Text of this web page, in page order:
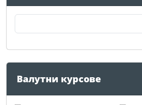
Валутни курсове